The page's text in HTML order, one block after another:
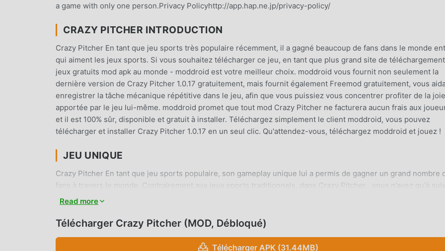
a game with only one person.Privacy Policyhttp://app.hap.ne.jp/privacy-policy/
CRAZY PITCHER INTRODUCTION
Crazy Pitcher En tant que jeu sports très populaire récemment, il a gagné beaucoup de fans dans le monde
qui aiment les jeux sports. Si vous souhaitez télécharger ce jeu, en tant que plus grand site de
jeux gratuits mod apk au monde - moddroid est votre meilleur choix. moddroid vous fournit non seulement la
dernière version de Crazy Pitcher 1.0.17 gratuitement, mais fournit également Freemod gratuitement, vous
enregistrer la tâche mécanique répétitive dans le jeu, afin que vous puissiez vous concentrer profiter de la joie
apportée par le jeu lui-même. moddroid promet que tout mod Crazy Pitcher ne facturera aucun frais aux
et il est 100% sûr, disponible et gratuit à installer. Téléchargez simplement le client moddroid, vous pouvez
télécharger et installer Crazy Pitcher 1.0.17 en un seul clic. Qu'attendez-vous, téléchargez moddroid et jouez !
JEU UNIQUE
Crazy Pitcher En tant que jeu sports populaire, son gameplay unique lui a permis de gagner un grand nombre
fans à travers le monde. Contrairement aux jeux sports traditionnels, dans Crazy Pitcher , vous n'avez qu'à
le didacticiel novice, vous pouvez donc facilement démarrer tout le jeu et profiter de la joie apportée par les
pour les amateurs de jeux sports, vous permettant de communiquer et de partager avec tous les amateurs de
Read more
Télécharger Crazy Pitcher (MOD, Débloqué)
Télécharger APK (31.44MB)